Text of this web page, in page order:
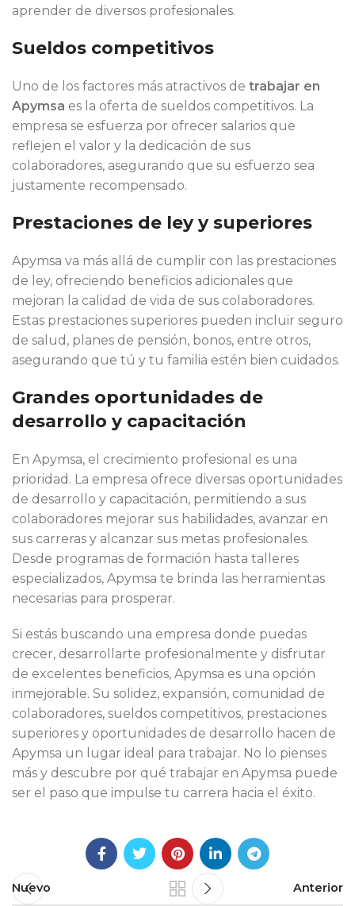
aprender de diversos profesionales.
Sueldos competitivos
Uno de los factores más atractivos de trabajar en
Apymsa es la oferta de sueldos competitivos. La
empresa se esfuerza por ofrecer salarios que
reflejen el valor y la dedicación de sus
colaboradores, asegurando que su esfuerzo sea
justamente recompensado.
Prestaciones de ley y superiores
Apymsa va más allá de cumplir con las prestaciones
de ley, ofreciendo beneficios adicionales que
mejoran la calidad de vida de sus colaboradores.
Estas prestaciones superiores pueden incluir seguro
de salud, planes de pensión, bonos, entre otros,
asegurando que tú y tu familia estén bien cuidados.
Grandes oportunidades de
desarrollo y capacitación
En Apymsa, el crecimiento profesional es una
prioridad. La empresa ofrece diversas oportunidades
de desarrollo y capacitación, permitiendo a sus
colaboradores mejorar sus habilidades, avanzar en
sus carreras y alcanzar sus metas profesionales.
Desde programas de formación hasta talleres
especializados, Apymsa te brinda las herramientas
necesarias para prosperar.
Si estás buscando una empresa donde puedas
crecer, desarrollarte profesionalmente y disfrutar
de excelentes beneficios, Apymsa es una opción
inmejorable. Su solidez, expansión, comunidad de
colaboradores, sueldos competitivos, prestaciones
superiores y oportunidades de desarrollo hacen de
Apymsa un lugar ideal para trabajar. No lo pienses
más y descubre por qué trabajar en Apymsa puede
ser el paso que impulse tu carrera hacia el éxito.
Nuevo Anterior